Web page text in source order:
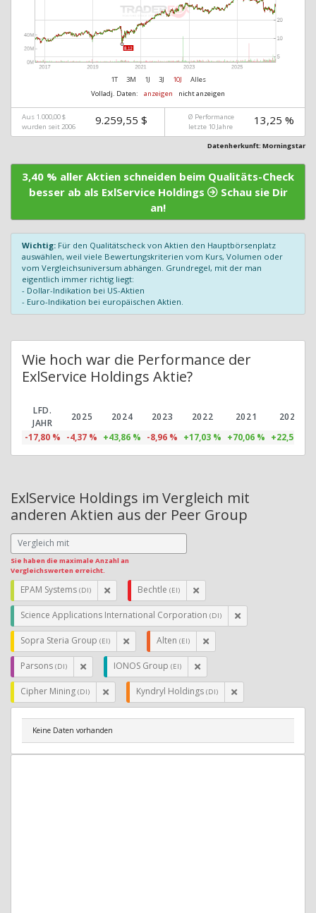
1T 3M 1J 3J 10J
Alles
Volladj. Daten:
anzeigen nicht anzeigen
Aus 1.000,00 $
wurden seit 2006
9.259,55 $
Ø Performance
letzte 10 Jahre
13,25 %
Datenherkunft: Morningstar
3,40 % aller Aktien schneiden beim Qualitäts-Check
besser ab als ExlService Holdings
Schau sie Dir
an!
Wichtig: Für den Qualitätscheck von Aktien den Hauptbörsenplatz
auswählen, weil viele Bewertungskriterien vom Kurs, Volumen oder
vom Vergleichsuniversum abhängen. Grundregel, mit der man
eigentlich immer richtig liegt:
- Dollar-Indikation bei US-Aktien
- Euro-Indikation bei europäischen Aktien.
Wie hoch war die Performance der
ExlService Holdings Aktie?
LFD.
JAHR
2025 2024 2023 2022 2021
2020
-17,80 % -4,37 % +43,86 % -8,96 % +17,03 % +70,06 % +22,56 %
ExlService Holdings im Vergleich mit
anderen Aktien aus der Peer Group
Sie haben die maximale Anzahl an
Vergleichswerten erreicht.
EPAM Systems (DI) Bechtle (EI)
Science Applications International Corporation (DI)
Sopra Steria Group (EI) Alten (EI)
Parsons (DI) IONOS Group (EI)
Cipher Mining (DI) Kyndryl Holdings (DI)
Keine Daten vorhanden